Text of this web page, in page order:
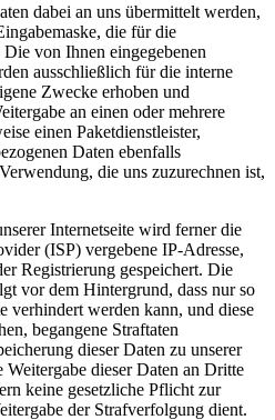
dabei an uns übermittelt werden,
die für die
von Ihnen eingegebenen
ausschließlich für die interne
Zwecke erhoben und
an einen oder mehrere
einen Paketdienstleister,
Daten ebenfalls
die uns zuzurechnen ist,
Internetseite wird ferner die
(ISP) vergebene IP-Adresse,
Registrierung gespeichert. Die
vor dem Hintergrund, dass nur so
verhindert werden kann, und diese
begangene Straftaten
dieser Daten zu unserer
dieser Daten an Dritte
keine gesetzliche Pflicht zur
der Strafverfolgung dient.